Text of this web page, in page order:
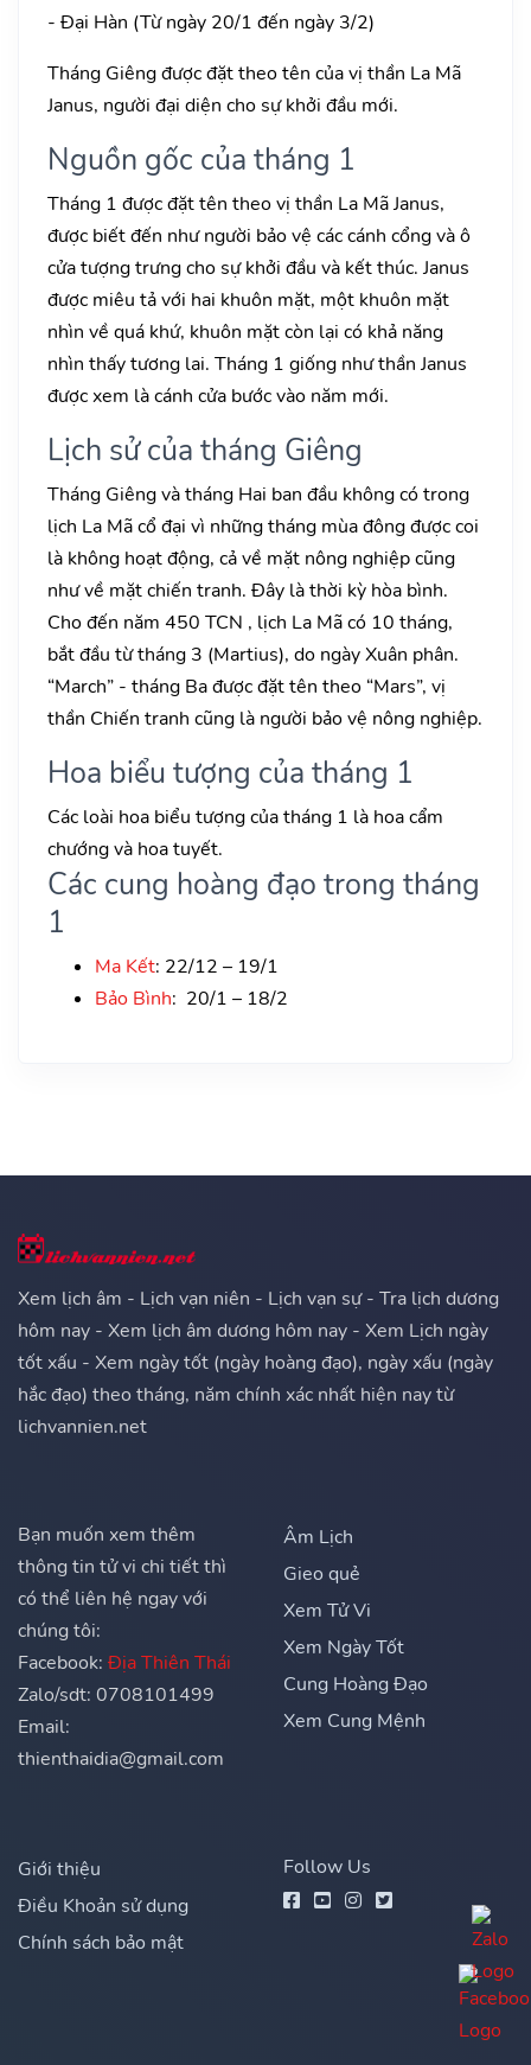
- Đại Hàn (Từ ngày 20/1 đến ngày 3/2)
Tháng Giêng được đặt theo tên của vị thần La Mã
Janus, người đại diện cho sự khởi đầu mới.
Nguồn gốc của tháng 1
Tháng 1 được đặt tên theo vị thần La Mã Janus,
được biết đến như người bảo vệ các cánh cổng và ô
cửa tượng trưng cho sự khởi đầu và kết thúc. Janus
được miêu tả với hai khuôn mặt, một khuôn mặt
nhìn về quá khứ, khuôn mặt còn lại có khả năng
nhìn thấy tương lai. Tháng 1 giống như thần Janus
được xem là cánh cửa bước vào năm mới.
Lịch sử của tháng Giêng
Tháng Giêng và tháng Hai ban đầu không có trong
lịch La Mã cổ đại vì những tháng mùa đông được coi
là không hoạt động, cả về mặt nông nghiệp cũng
như về mặt chiến tranh. Đây là thời kỳ hòa bình.
Cho đến năm 450 TCN , lịch La Mã có 10 tháng,
bắt đầu từ tháng 3 (Martius), do ngày Xuân phân.
“March” - tháng Ba được đặt tên theo “Mars”, vị
thần Chiến tranh cũng là người bảo vệ nông nghiệp.
Hoa biểu tượng của tháng 1
Các loài hoa biểu tượng của tháng 1 là hoa cẩm
chướng và hoa tuyết.
Các cung hoàng đạo trong tháng
1
Ma Kết: 22/12 – 19/1
Bảo Bình: 20/1 – 18/2
Xem lịch âm - Lịch vạn niên - Lịch vạn sự - Tra lịch dương
hôm nay - Xem lịch âm dương hôm nay - Xem Lịch ngày
tốt xấu - Xem ngày tốt (ngày hoàng đạo), ngày xấu (ngày
hắc đạo) theo tháng, năm chính xác nhất hiện nay từ
lichvannien.net
Bạn muốn xem thêm
thông tin tử vi chi tiết thì
có thể liên hệ ngay với
chúng tôi:
Facebook: Địa Thiên Thái
Zalo/sdt: 0708101499
Email:
thienthaidia@gmail.com
Âm Lịch
Gieo quẻ
Xem Tử Vi
Xem Ngày Tốt
Cung Hoàng Đạo
Xem Cung Mệnh
Giới thiệu
Điều Khoản sử dụng
Chính sách bảo mật
Follow Us